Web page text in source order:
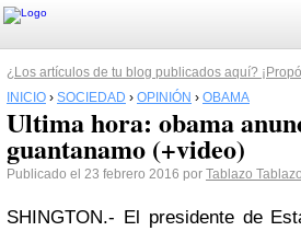
¿Los artículos de tu blog publicados aquí?
INICIO › SOCIEDAD › OPINIÓN › OBAMA
Ultima hora: obama
guantanamo (+video)
Publicado el 23 febrero 2016 por Tablazo
SHINGTON.- El presidente de